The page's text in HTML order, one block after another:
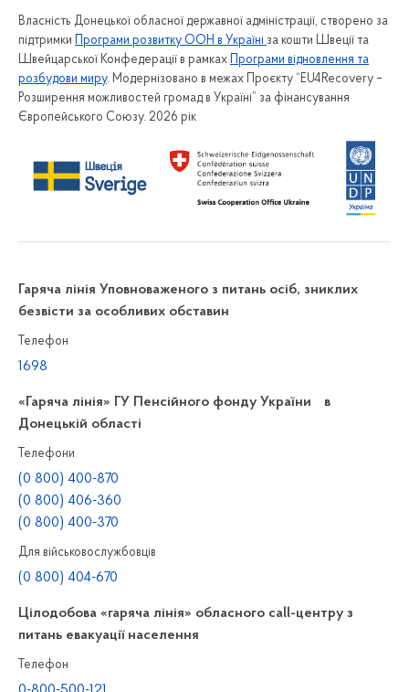
Власність Донецької обласної державної адміністрації, створено за
підтримки Програми розвитку ООН в Україні за кошти Швеції та
Швейцарської Конфедерації в рамках Програми відновлення та
розбудови миру. Модернізовано в межах Проєкту “EU4Recovery –
Розширення можливостей громад в Україні” за фінансування
Європейського Союзу. 2026 рік
Гаряча лінія Уповноваженого з питань осіб, зниклих
безвісти за особливих обставин
Телефон
1698
«Гаряча лінія» ГУ Пенсійного фонду України в
Донецькій області
Телефони
(0 800) 400-870
(0 800) 406-360
(0 800) 400-370
Для військовослужбовців
(0 800) 404-670
Цілодобова «гаряча лінія» обласного call-центру з
питань евакуації населення
Телефон